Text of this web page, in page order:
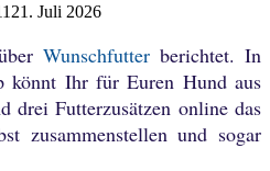
21. Juli 2026
Wunschfutter berichtet. In
könnt Ihr für Euren Hund aus
drei Futterzusätzen online das
zusammenstellen und sogar